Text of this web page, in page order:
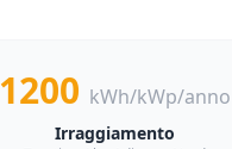
1200 kWh/kWp/anno
Irraggiamento